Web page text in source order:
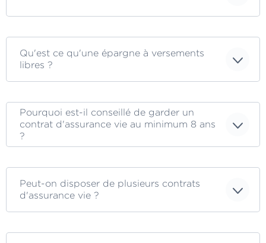
Qu'est ce qu'une épargne à versements
libres ?
Pourquoi est-il conseillé de garder un
contrat d'assurance vie au minimum 8 ans
?
Peut-on disposer de plusieurs contrats
d'assurance vie ?